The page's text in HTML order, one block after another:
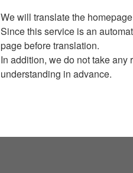
We will translate the
Since this service is an
page before translation.
In addition, we do not take
understanding in advance.